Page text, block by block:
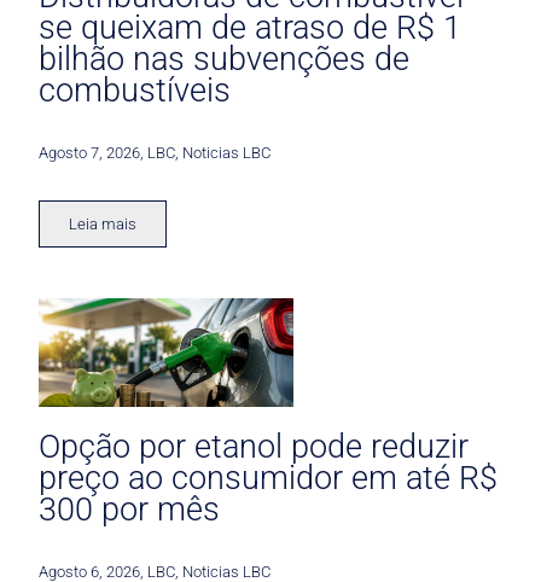
se queixam de atraso de R$ 1
bilhão nas subvenções de
combustíveis
Agosto 7, 2026 LBC Noticias LBC
Leia mais
Opção por etanol pode reduzir
preço ao consumidor em até R$
300 por mês
Agosto 6, 2026 LBC Noticias LBC